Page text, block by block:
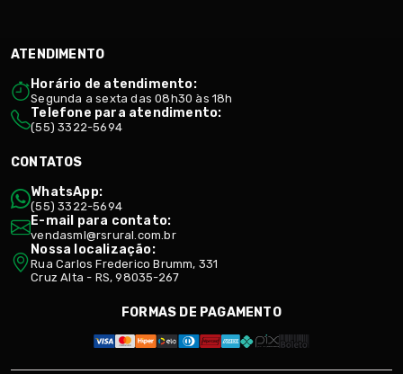
ATENDIMENTO
Horário de atendimento:
Segunda a sexta das 08h30 às 18h
Telefone para atendimento:
(55) 3322-5694
CONTATOS
WhatsApp:
(55) 3322-5694
E-mail para contato:
vendasml@rsrural.com.br
Nossa localização:
Rua Carlos Frederico Brumm, 331
Cruz Alta - RS, 98035-267
FORMAS DE PAGAMENTO